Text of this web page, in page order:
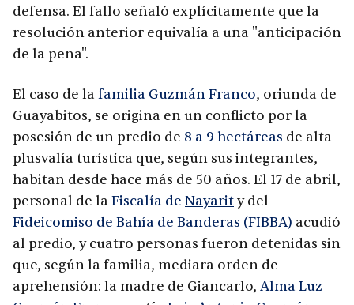
defensa. El fallo señaló explícitamente que la
resolución anterior equivalía a una "anticipación
de la pena".
El caso de la familia Guzmán Franco, oriunda de
Guayabitos, se origina en un conflicto por la
posesión de un predio de 8 a 9 hectáreas de alta
plusvalía turística que, según sus integrantes,
habitan desde hace más de 50 años. El 17 de abril,
personal de la Fiscalía de Nayarity del
Fideicomiso de Bahía de Banderas (FIBBA) acudió
al predio, y cuatro personas fueron detenidas sin
que, según la familia, mediara orden de
aprehensión: la madre de Giancarlo, Alma Luz